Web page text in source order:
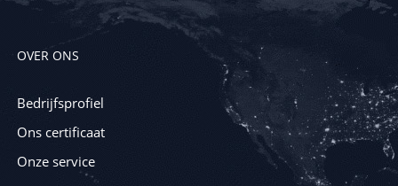
OVER ONS
Bedrijfsprofiel
Ons certificaat
Onze service